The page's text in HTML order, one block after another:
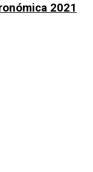
2021